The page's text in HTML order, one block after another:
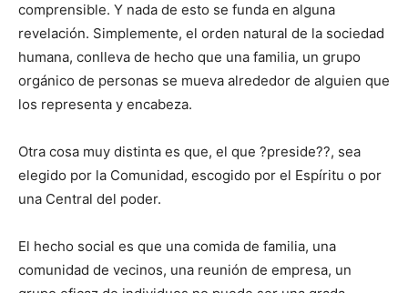
comprensible. Y nada de esto se funda en alguna
revelación. Simplemente, el orden natural de la sociedad
humana, conlleva de hecho que una familia, un grupo
orgánico de personas se mueva alrededor de alguien que
los representa y encabeza.
Otra cosa muy distinta es que, el que ?preside??, sea
elegido por la Comunidad, escogido por el Espíritu o por
una Central del poder.
El hecho social es que una comida de familia, una
comunidad de vecinos, una reunión de empresa, un